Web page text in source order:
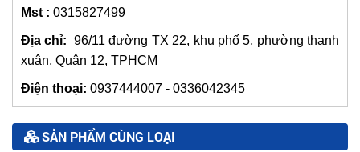
Mst : 0315827499
Địa chỉ: 96/11 đường TX 22, khu phố 5, phường thạnh
xuân, Quận 12, TPHCM
Điện thoại: 0937444007 - 0336042345
SẢN PHẨM CÙNG LOẠI